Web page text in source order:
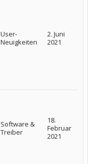
User-
Neuigkeiten
2. Juni
2021
Software &
Treiber
18.
Februar
2021